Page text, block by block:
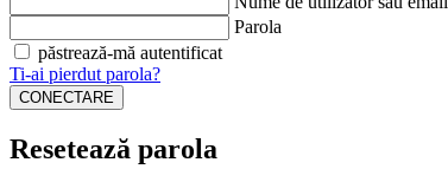
Parola
păstrează-mă autentificat
Ti-ai pierdut parola?
Resetează parola